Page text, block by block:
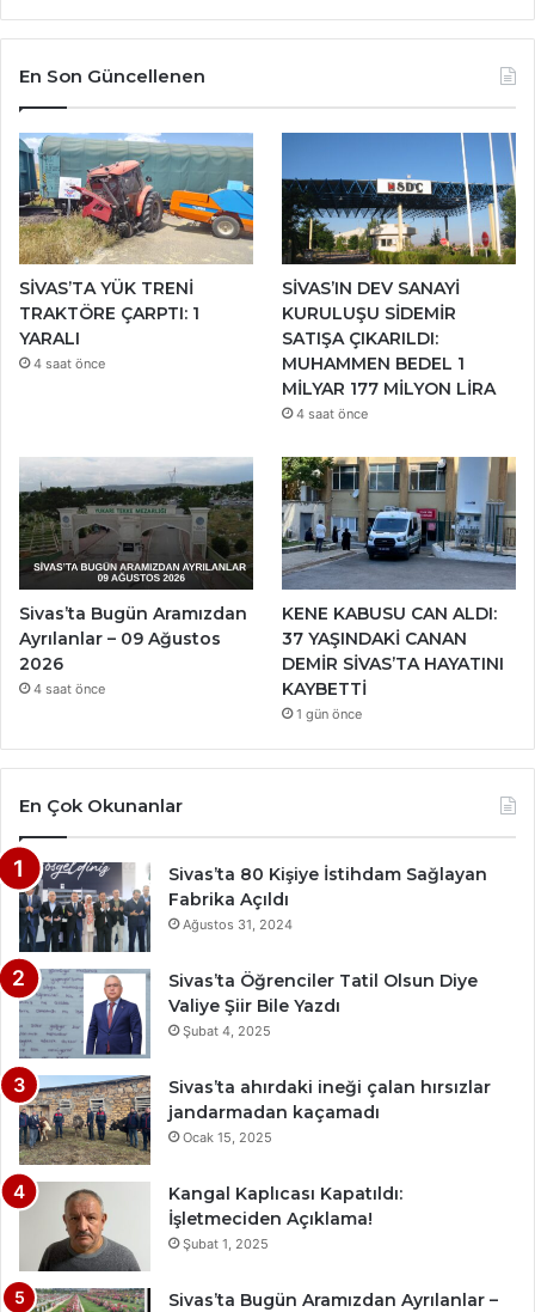
En Son Güncellenen
SİVAS’TA YÜK TRENİ
TRAKTÖRE ÇARPTI: 1
YARALI
4 saat önce
SİVAS’IN DEV SANAYİ
KURULUŞU SİDEMİR
SATIŞA ÇIKARILDI:
MUHAMMEN BEDEL 1
MİLYAR 177 MİLYON LİRA
4 saat önce
Sivas’ta Bugün Aramızdan
Ayrılanlar – 09 Ağustos
2026
4 saat önce
KENE KABUSU CAN ALDI:
37 YAŞINDAKİ CANAN
DEMİR SİVAS’TA HAYATINI
KAYBETTİ
1 gün önce
En Çok Okunanlar
Sivas’ta 80 Kişiye İstihdam Sağlayan
Fabrika Açıldı
Ağustos 31, 2024
Sivas’ta Öğrenciler Tatil Olsun Diye
Valiye Şiir Bile Yazdı
Şubat 4, 2025
Sivas’ta ahırdaki ineği çalan hırsızlar
jandarmadan kaçamadı
Ocak 15, 2025
Kangal Kaplıcası Kapatıldı:
İşletmeciden Açıklama!
Şubat 1, 2025
Sivas’ta Bugün Aramızdan Ayrılanlar –